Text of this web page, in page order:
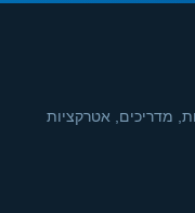
מדריכים, אטרקציות